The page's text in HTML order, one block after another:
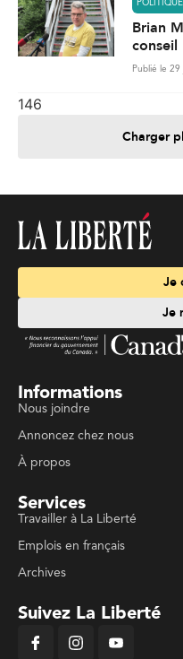
POLITIQUE
Brian
conseil
Publié le 29
146
Charger
Je
Je
Informations
Nous joindre
Annoncez chez nous
À propos
Services
Travailler à La Liberté
Emplois en français
Archives
Suivez La Liberté